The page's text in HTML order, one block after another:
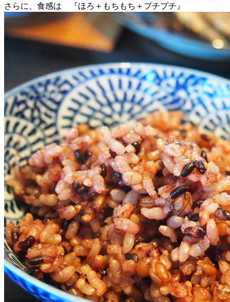
さらに、食感は 『ほろ＋もちもち＋プチプチ』